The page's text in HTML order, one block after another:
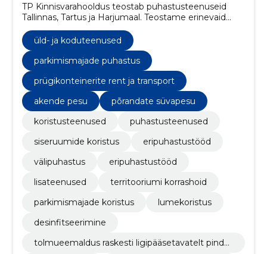
TP Kinnisvarahooldus teostab puhastusteenuseid
Tallinnas, Tartus ja Harjumaal. Teostame erinevaid
puhastusteenuseid nagu siseruumide koristust,
välipuhastust, akende pesu, põrandate süvapesu ja
hooldust. Samuti pakume parkimismajade puhastust
ning prahikonteinerite renti ja transporti.
üld- ja koduteenused
parkimismajade puhastus
prügikonteinerite rent ja transport
akende pesu
põrandate süvapesu
koristusteenused
puhastusteenused
siseruumide koristus
eripuhastustööd
välipuhastus
eripuhastustööd
lisateenused
territooriumi korrashoid
parkimismajade koristus
lumekoristus
desinfitseerimine
tolmueemaldus raskesti ligipääsetavatelt pinda